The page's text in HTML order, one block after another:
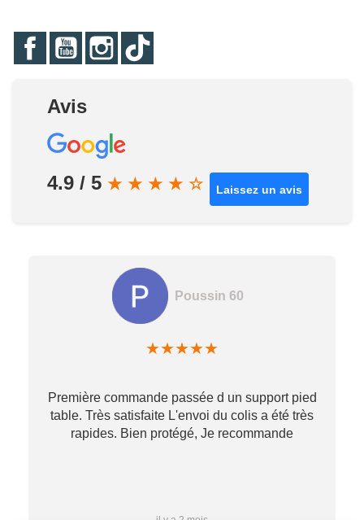
FacebookYouTubeInstagram
Avis
4.9 / 5 ★ ★ ★ ★ ☆ Laissez un avis
Poussin 60
★★★★★
Première commande passée d un support pied
table. Très satisfaite L'envoi du colis a été très
rapides. Bien protégé, Je recommande